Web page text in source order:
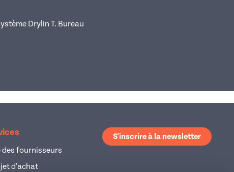
Drylin T. Bureau
fournisseurs
d’achat
S'inscrire à la newsletter